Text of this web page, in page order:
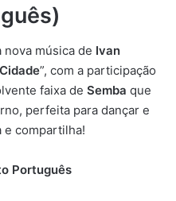
nova música de Ivan
”, com a participação
faixa de Semba que
perfeita para dançar e
e compartilha!
Português